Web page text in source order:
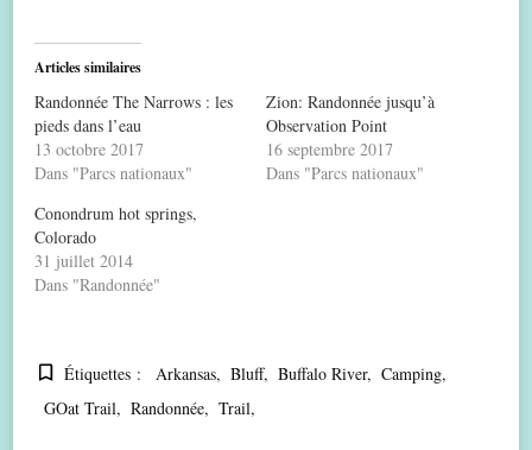
Articles similaires
Randonnée The Narrows : les
pieds dans l’eau
13 octobre 2017
Dans "Parcs nationaux"
Zion: Randonnée jusqu’à
Observation Point
16 septembre 2017
Dans "Parcs nationaux"
Conondrum hot springs,
Colorado
31 juillet 2014
Dans "Randonnée"
Étiquettes : Arkansas Bluff Buffalo River
Camping
GOat Trail
Randonnée Trail